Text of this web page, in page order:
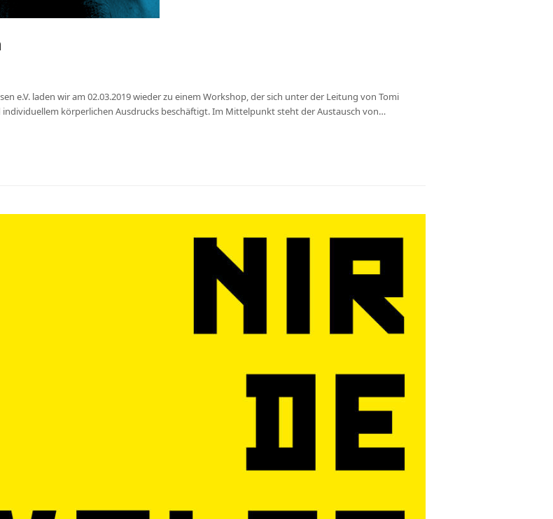
e.V. laden wir am 02.03.2019 wieder zu einem Workshop, der sich unter der Leitung von Tomi
körperlichen Ausdrucks beschäftigt. Im Mittelpunkt steht der Austausch von…